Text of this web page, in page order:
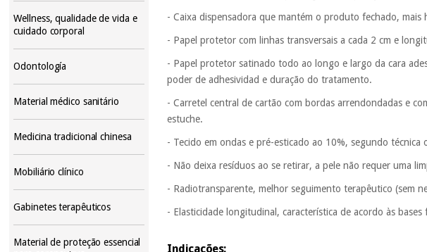
Wellness, qualidade de vida e
cuidado corporal
Odontología
Material médico sanitário
Medicina tradicional chinesa
Mobiliário clínico
Gabinetes terapêuticos
Material de proteção essencial
- Caixa dispensadora que mantém o produto fechado,
- Papel protetor com linhas transversais a cada 2 cm e
- Papel protetor satinado todo ao longo e largo da cara
poder de adhesividad e duração do tratamento.
- Carretel central de cartão com bordas arrendondadas e
estuche.
- Tecido em ondas e pré-esticado ao 10%, segundo técnica
- Não deixa resíduos ao se retirar, a pele não requer uma
- Radiotransparente, melhor seguimento terapêutico (sem
- Elasticidade longitudinal, característica de acordo às
Indicações: